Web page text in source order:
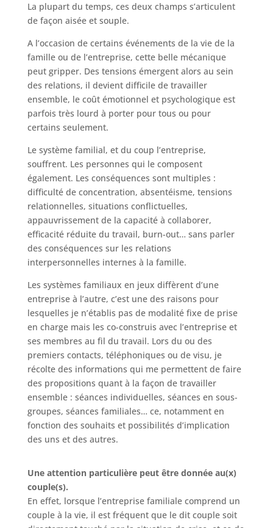
La plupart du temps, ces deux champs s’articulent
de façon aisée et souple.
A l’occasion de certains événements de la vie de la
famille ou de l’entreprise, cette belle mécanique
peut gripper. Des tensions émergent alors au sein
des relations, il devient difficile de travailler
ensemble, le coût émotionnel et psychologique est
parfois très lourd à porter pour tous ou pour
certains seulement.
Le système familial, et du coup l’entreprise,
souffrent. Les personnes qui le composent
également. Les conséquences sont multiples :
difficulté de concentration, absentéisme, tensions
relationnelles, situations conflictuelles,
appauvrissement de la capacité à collaborer,
efficacité réduite du travail, burn-out… sans parler
des conséquences sur les relations
interpersonnelles internes à la famille.
Les systèmes familiaux en jeux diffèrent d’une
entreprise à l’autre, c’est une des raisons pour
lesquelles je n’établis pas de modalité fixe de prise
en charge mais les co-construis avec l’entreprise et
ses membres au fil du travail. Lors du ou des
premiers contacts, téléphoniques ou de visu, je
récolte des informations qui me permettent de faire
des propositions quant à la façon de travailler
ensemble : séances individuelles, séances en sous-
groupes, séances familiales… ce, notamment en
fonction des souhaits et possibilités d’implication
des uns et des autres.
Une attention particulière peut être donnée au(x)
couple(s).
En effet, lorsque l’entreprise familiale comprend un
couple à la vie, il est fréquent que le dit couple soit